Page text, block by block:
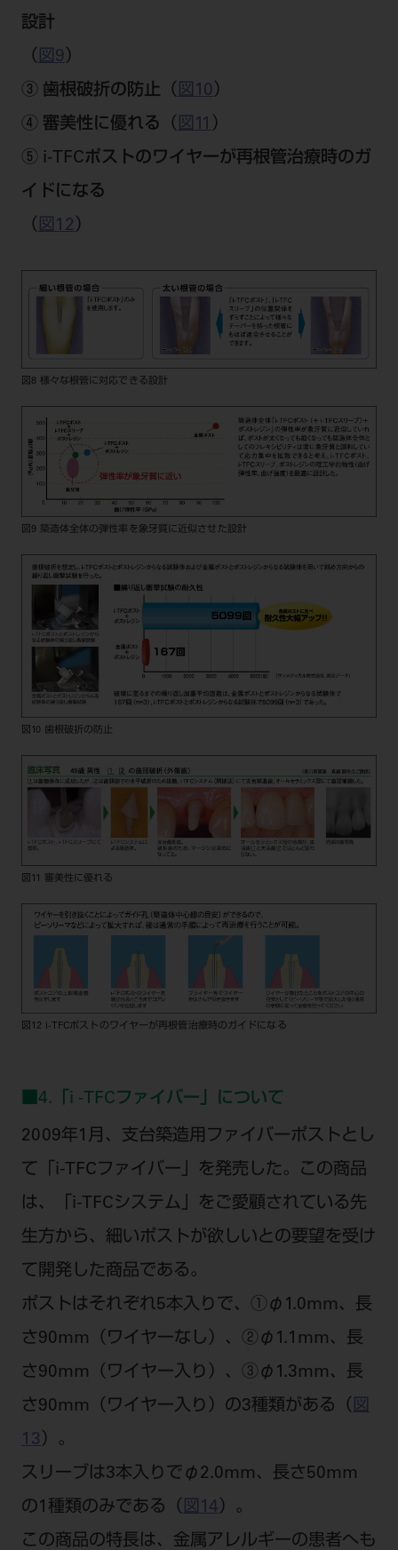
設計
（ 図9 ）
③ 歯根破折の防止 （ 図10 ）
④ 審美性に優れる （ 図11 ）
⑤ i-TFCポストのワイヤーが再根管治療時のガ
イドになる
（ 図12 ）
図8 様々な根管に対応できる設計
図9 築造体全体の弾性率を象牙質に近似させた設計
図10 歯根破折の防止
図11 審美性に優れる
図12 i-TFCポストのワイヤーが再根管治療時のガイドになる
■4.「i -TFCファイバー」について
2009年1月、支台築造用ファイバーポストとし
て「i-TFCファイバー」を発売した。この商品
は、「i-TFCシステム」をご愛顧されている先
生方から、細いポストが欲しいとの要望を受け
て開発した商品である。
ポストはそれぞれ5本入りで、①φ1.0mm、長
さ90mm（ワイヤーなし）、②φ1.1mm、長
さ90mm（ワイヤー入り）、③φ1.3mm、長
さ90mm（ワイヤー入り）の3種類がある（ 図
13 ）。
スリーブは3本入りでφ2.0mm、長さ50mm
の1種類のみである（ 図14 ）。
この商品の特長は、金属アレルギーの患者へも